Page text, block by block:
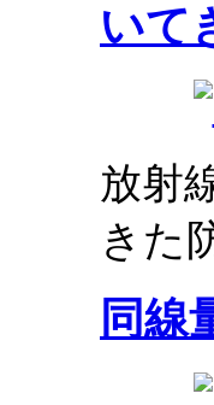
いて
放射
きた
同線